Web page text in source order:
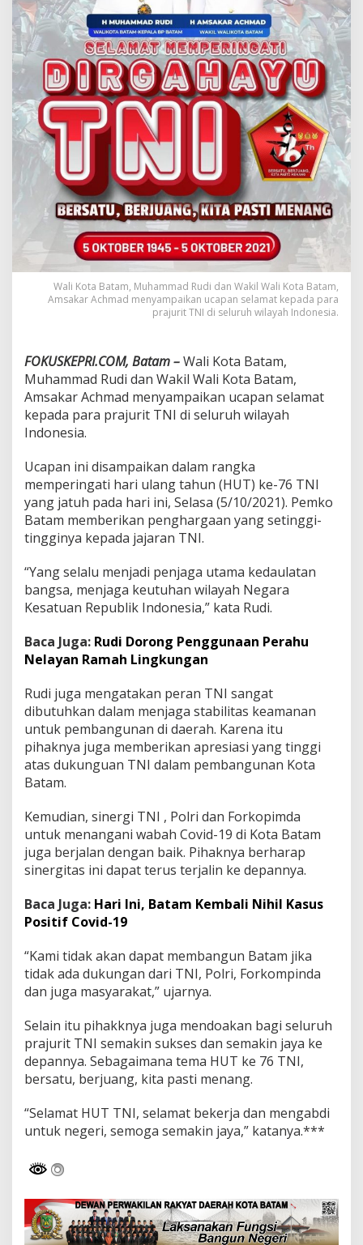
c
h
m
a
d
U
c
p
a
n
D
i
r
g
a
h
a
y
u
-
7
6
T
e
a
r
a
N
a
s
n
a
l
n
d
o
e
s
i
a
Wali Kota Batam, Muhammad Rudi dan Wakil Wali Kota Batam,
Amsakar Achmad menyampaikan ucapan selamat kepada para
prajurit TNI di seluruh wilayah Indonesia.
FOKUSKEPRI.COM, Batam –Wali Kota Batam,
Muhammad Rudi dan Wakil Wali Kota Batam,
Amsakar Achmad menyampaikan ucapan selamat
kepada para prajurit TNI di seluruh wilayah
Indonesia.
Ucapan ini disampaikan dalam rangka
memperingati hari ulang tahun (HUT) ke-76 TNI
yang jatuh pada hari ini, Selasa (5/10/2021). Pemko
Batam memberikan penghargaan yang setinggi-
tingginya kepada jajaran TNI.
“Yang selalu menjadi penjaga utama kedaulatan
bangsa, menjaga keutuhan wilayah Negara
Kesatuan Republik Indonesia,” kata Rudi.
Baca Juga: Rudi Dorong Penggunaan Perahu
Nelayan Ramah Lingkungan
Rudi juga mengatakan peran TNI sangat
dibutuhkan dalam menjaga stabilitas keamanan
untuk pembangunan di daerah. Karena itu
pihaknya juga memberikan apresiasi yang tinggi
atas dukunguan TNI dalam pembangunan Kota
Batam.
Kemudian, sinergi TNI , Polri dan Forkopimda
untuk menangani wabah Covid-19 di Kota Batam
juga berjalan dengan baik. Pihaknya berharap
sinergitas ini dapat terus terjalin ke depannya.
Baca Juga: Hari Ini, Batam Kembali Nihil Kasus
Positif Covid-19
“Kami tidak akan dapat membangun Batam jika
tidak ada dukungan dari TNI, Polri, Forkompinda
dan juga masyarakat,” ujarnya.
Selain itu pihakknya juga mendoakan bagi seluruh
prajurit TNI semakin sukses dan semakin jaya ke
depannya. Sebagaimana tema HUT ke 76 TNI,
bersatu, berjuang, kita pasti menang.
“Selamat HUT TNI, selamat bekerja dan mengabdi
untuk negeri, semoga semakin jaya,” katanya.***